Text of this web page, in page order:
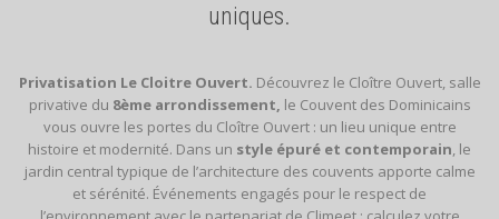
uniques.
Privatisation Le Cloitre Ouvert. Découvrez le Cloître Ouvert, salle
privative du 8ème arrondissement, le Couvent des Dominicains
vous ouvre les portes du Cloître Ouvert : un lieu unique entre
histoire et modernité. Dans un style épuré et contemporain , le
jardin central typique de l’architecture des couvents apporte calme
et sérénité. Événements engagés pour le respect de